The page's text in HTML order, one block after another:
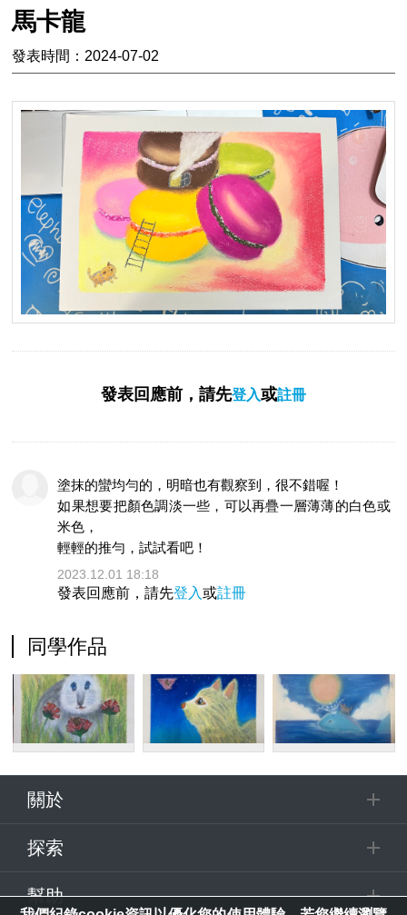
馬卡龍
發表時間：2024-07-02
發表回應前，請先登入或註冊
塗抹的蠻均勻的，明暗也有觀察到，很不錯喔！
如果想要把顏色調淡一些，可以再疊一層薄薄的白色或
米色，
輕輕的推勻，試試看吧！
2023.12.01 18:18
發表回應前，請先登入或註冊
同學作品
關於
探索
幫助